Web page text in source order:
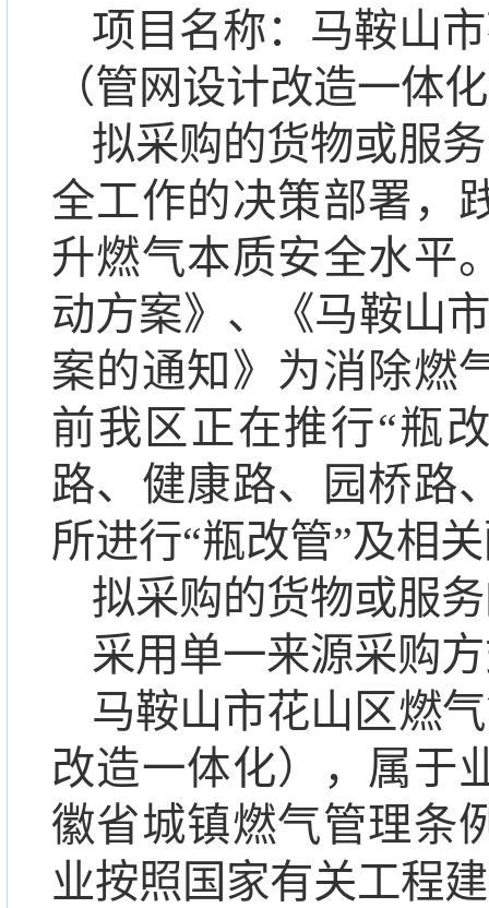
项目名称：马鞍山
（管网设计改造一体
拟采购的货物或服
全工作的决策部署，
升燃气本质安全水平
动方案》、《马鞍山
案的通知》为消除燃
前我区正在推行“瓶
路、健康路、园桥路
所进行“瓶改管”及相
拟采购的货物或服
采用单一来源采购
马鞍山市花山区燃
改造一体化），属于
徽省城镇燃气管理条
业按照国家有关工程